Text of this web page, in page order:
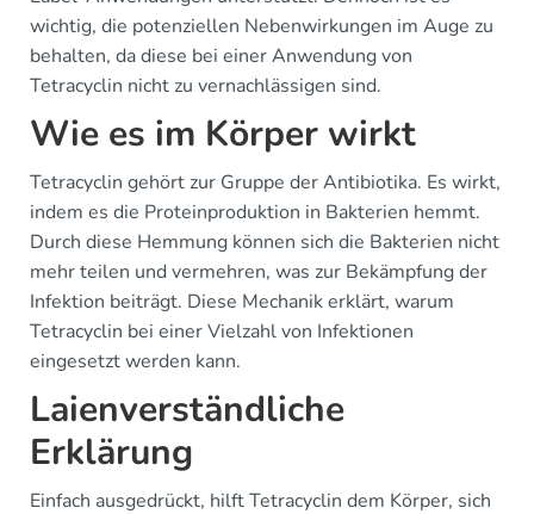
wichtig, die potenziellen Nebenwirkungen im Auge zu
behalten, da diese bei einer Anwendung von
Tetracyclin nicht zu vernachlässigen sind.
Wie es im Körper wirkt
Tetracyclin gehört zur Gruppe der Antibiotika. Es wirkt,
indem es die Proteinproduktion in Bakterien hemmt.
Durch diese Hemmung können sich die Bakterien nicht
mehr teilen und vermehren, was zur Bekämpfung der
Infektion beiträgt. Diese Mechanik erklärt, warum
Tetracyclin bei einer Vielzahl von Infektionen
eingesetzt werden kann.
Laienverständliche
Erklärung
Einfach ausgedrückt, hilft Tetracyclin dem Körper, sich